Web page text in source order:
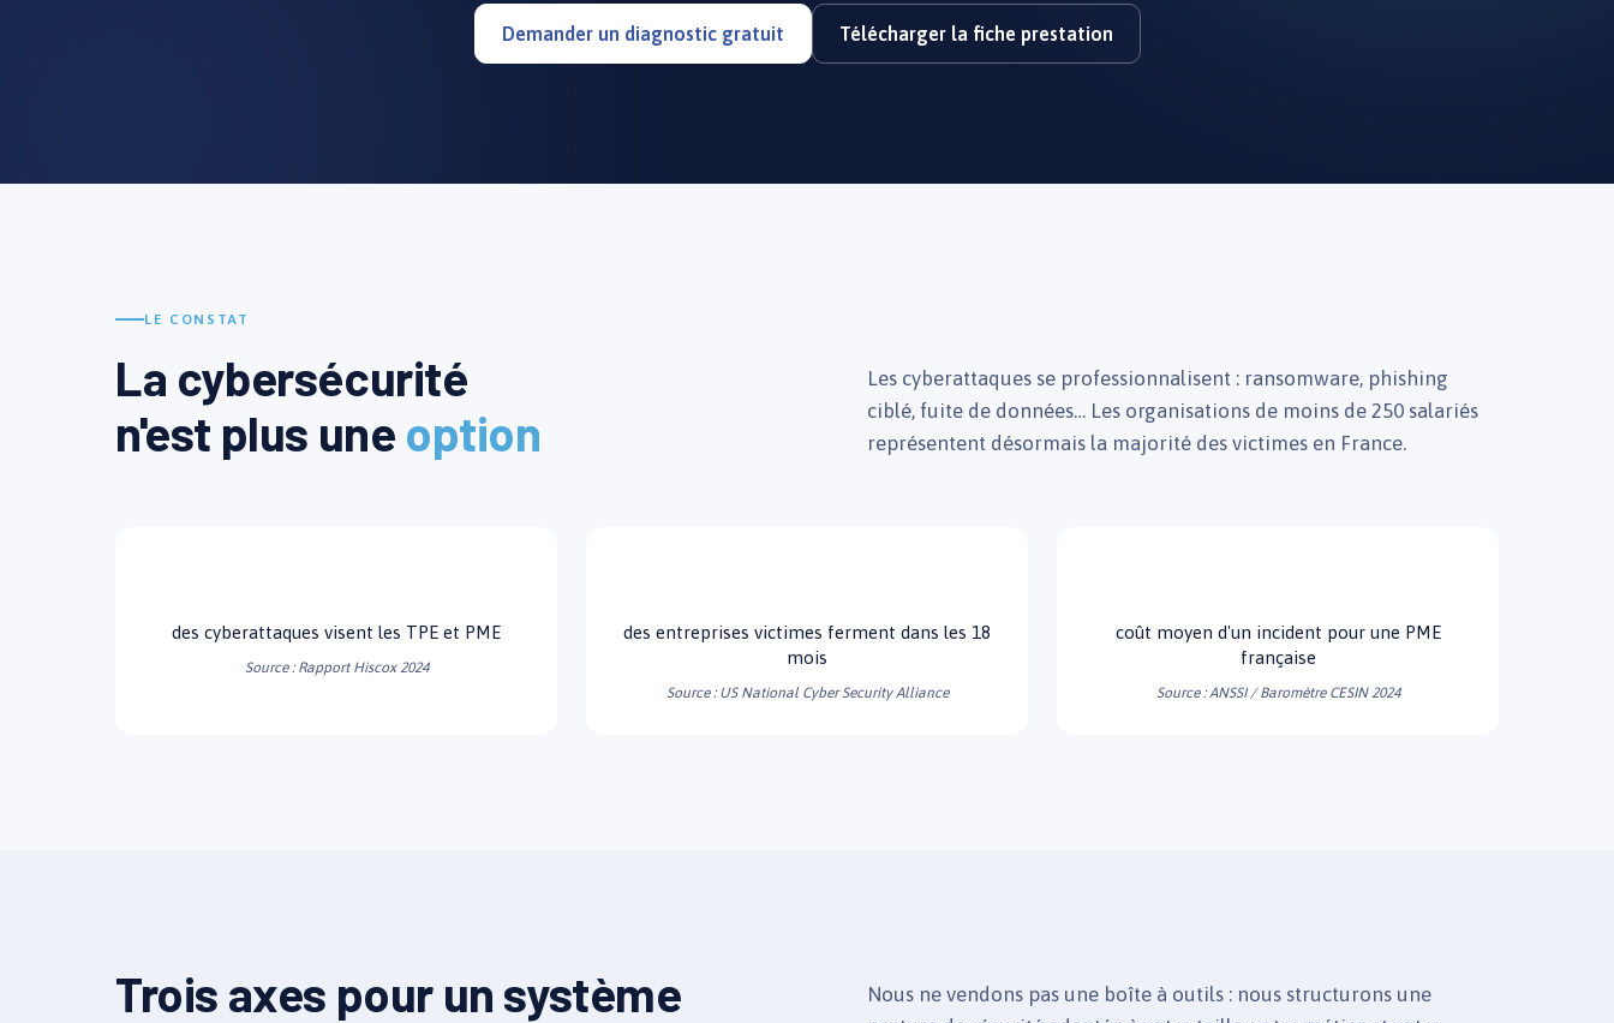
Demander un diagnostic gratuit Télécharger la fiche prestation
LE CONSTAT
La cybersécurité
n'est plus une option
Les cyberattaques se professionnalisent : ransomware, phishing
ciblé, fuite de données… Les organisations de moins de 250 salariés
représentent désormais la majorité des victimes en France.
des cyberattaques visent les TPE et PME
Source : Rapport Hiscox 2024
des entreprises victimes ferment dans les 18
mois
Source : US National Cyber Security Alliance
coût moyen d'un incident pour une PME
française
Source : ANSSI / Baromètre CESIN 2024
Trois axes pour un système
Nous ne vendons pas une boîte à outils : nous structurons une